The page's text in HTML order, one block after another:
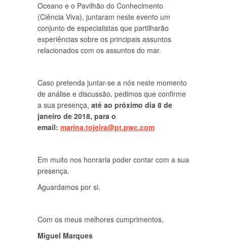
Oceano e o Pavilhão do Conhecimento
(Ciência Viva), juntaram neste evento um
conjunto de especialistas que partilharão
experiências sobre os principais assuntos
relacionados com os assuntos do mar.
Caso pretenda juntar-se a nós neste momento
de análise e discussão, pedimos que confirme
a sua presença, até ao próximo dia 8 de
janeiro de 2018, para o
email: marina.tojeira@pt.pwc.com
Em muito nos honraria poder contar com a sua
presença.
Aguardamos por si.
Com os meus melhores cumprimentos,
Miguel Marques